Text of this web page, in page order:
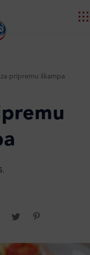
za pripremu škampa